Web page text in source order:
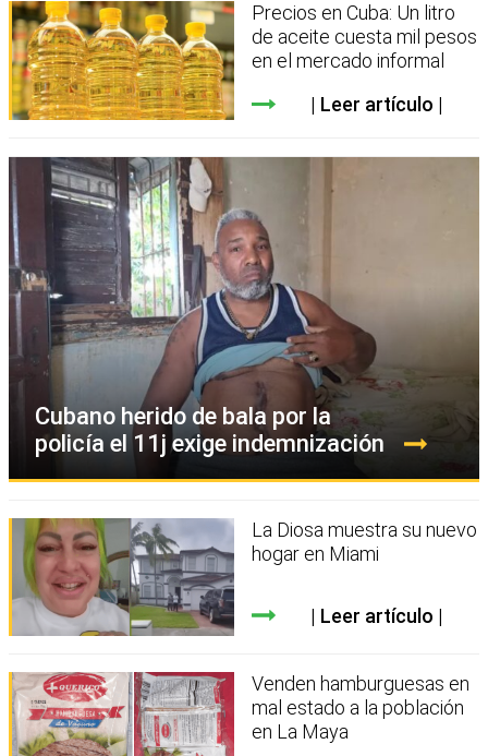
Precios en Cuba: Un litro
de aceite cuesta mil pesos
en el mercado informal
Leer artículo
Cubano herido de bala por la
policía el 11j exige indemnización
La Diosa muestra su nuevo
hogar en Miami
Leer artículo
Venden hamburguesas en
mal estado a la población
en La Maya